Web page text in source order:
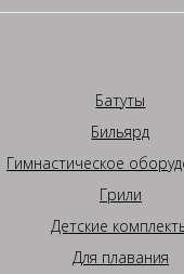
Батуты
Бильярд
Гимнастическое
Грили
Детские
Для плавания